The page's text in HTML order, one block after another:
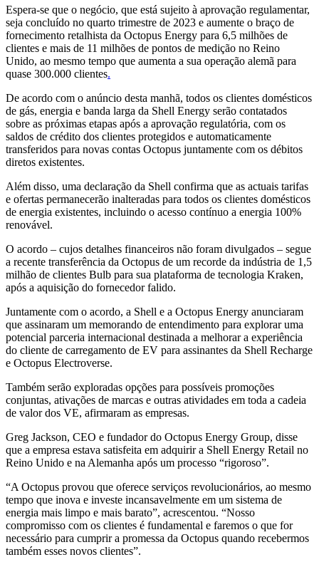
Espera-se que o negócio, que está sujeito à aprovação regulamentar,
seja concluído no quarto trimestre de 2023 e aumente o braço de
fornecimento retalhista da Octopus Energy para 6,5 ​​milhões de
clientes e mais de 11 milhões de pontos de medição no Reino
Unido, ao mesmo tempo que aumenta a sua operação alemã para
quase 300.000 clientes.
De acordo com o anúncio desta manhã, todos os clientes domésticos
de gás, energia e banda larga da Shell Energy serão contatados
sobre as próximas etapas após a aprovação regulatória, com os
saldos de crédito dos clientes protegidos e automaticamente
transferidos para novas contas Octopus juntamente com os débitos
diretos existentes.
Além disso, uma declaração da Shell confirma que as actuais tarifas
e ofertas permanecerão inalteradas para todos os clientes domésticos
de energia existentes, incluindo o acesso contínuo a energia 100%
renovável.
O acordo – cujos detalhes financeiros não foram divulgados – segue
a recente transferência da Octopus de um recorde da indústria de 1,5
milhão de clientes Bulb para sua plataforma de tecnologia Kraken,
após a aquisição do fornecedor falido.
Juntamente com o acordo, a Shell e a Octopus Energy anunciaram
que assinaram um memorando de entendimento para explorar uma
potencial parceria internacional destinada a melhorar a experiência
do cliente de carregamento de EV para assinantes da Shell Recharge
e Octopus Electroverse.
Também serão exploradas opções para possíveis promoções
conjuntas, ativações de marcas e outras atividades em toda a cadeia
de valor dos VE, afirmaram as empresas.
Greg Jackson, CEO e fundador do Octopus Energy Group, disse
que a empresa estava satisfeita em adquirir a Shell Energy Retail no
Reino Unido e na Alemanha após um processo “rigoroso”.
“A Octopus provou que oferece serviços revolucionários, ao mesmo
tempo que inova e investe incansavelmente em um sistema de
energia mais limpo e mais barato”, acrescentou. “Nosso
compromisso com os clientes é fundamental e faremos o que for
necessário para cumprir a promessa da Octopus quando recebermos
também esses novos clientes”.